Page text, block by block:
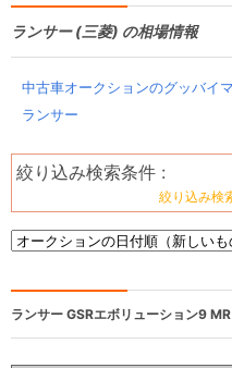
ランサー (三菱) の相場情報
中古車オークションのグッバイ
ランサー
絞り込み検索条件 :
絞り込み検
ランサー GSRエボリューション9